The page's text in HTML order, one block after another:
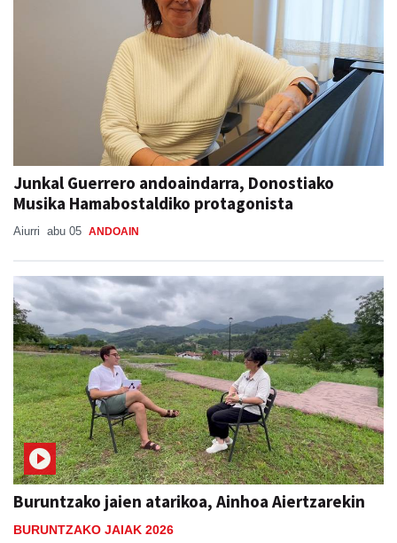
Junkal Guerrero andoaindarra, Donostiako
Musika Hamabostaldiko protagonista
Aiurri abu 05 ANDOAIN
Buruntzako jaien atarikoa, Ainhoa Aiertzarekin
BURUNTZAKO JAIAK 2026